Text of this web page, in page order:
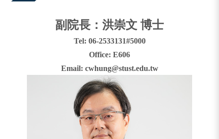
副院長：洪崇文 博士
Tel: 06-2533131#5000
Office: E606
Email: cwhung@stust.edu.tw